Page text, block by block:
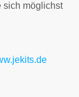
sich möglichst